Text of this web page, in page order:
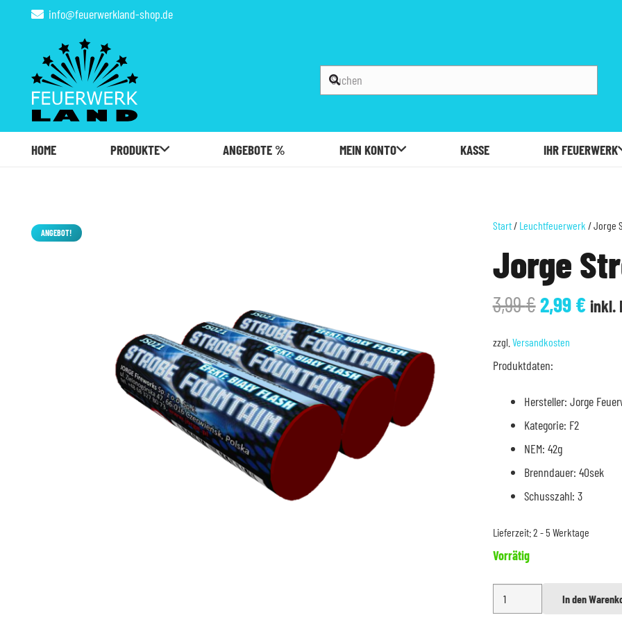
info@feuerwerkland-shop.de
HOME PRODUKTE ANGEBOTE % MEIN KONTO KASSE IHR FEUERWERK
ANGEBOT!
Start/ Leuchtfeuerwerk / Jorge
Jorge
3,99€
Preis
war:
3,99 €
2,99€
Preis
inkl.
zzgl. Versandkosten
Produktdaten:
Hersteller: Jorge
Kategorie: F2
NEM: 42g
Brenndauer: 40sek
Schusszahl: 3
Lieferzeit:2 - 5 Werktage
Vorrätig
In den
Alternative: